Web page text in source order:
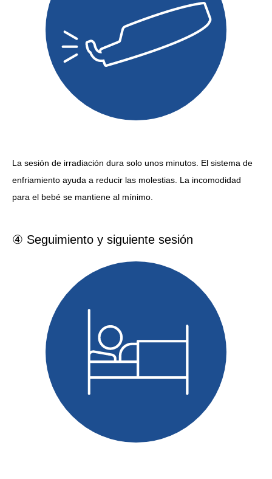
La sesión de irradiación dura solo unos minutos. El sistema de
enfriamiento ayuda a reducir las molestias. La incomodidad
para el bebé se mantiene al mínimo.
④ Seguimiento y siguiente sesión